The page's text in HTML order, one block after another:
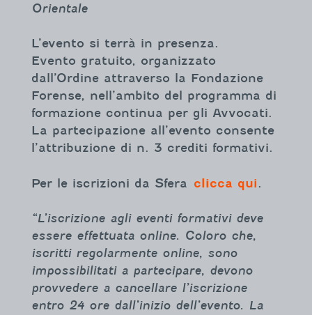
Orientale
L’evento si terrà in presenza.
Evento gratuito, organizzato
dall’Ordine attraverso la Fondazione
Forense, nell’ambito del programma di
formazione continua per gli Avvocati.
La partecipazione all’evento consente
l’attribuzione di n. 3 crediti formativi.
Per le iscrizioni da Sfera clicca qui .
“L’iscrizione agli eventi formativi deve
essere effettuata online. Coloro che,
iscritti regolarmente online, sono
impossibilitati a partecipare, devono
provvedere a cancellare l’iscrizione
entro 24 ore dall’inizio dell’evento. La